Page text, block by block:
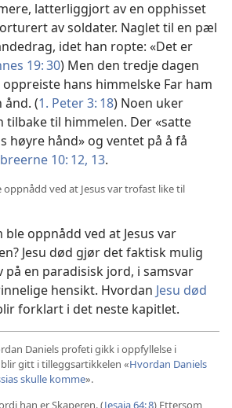
latterliggjort av en opphisset
av soldater. Naglet til en pæl
idet han ropte: «Det er
19: 30) Men den tredje dagen
hans himmelske Far ham
ånd. (1. Peter 3: 18) Noen uker
tilbake til himmelen. Der «satte
høyre hånd» og ventet på å få
10: 12, 13.
oppnådd ved at Jesus var trofast like til
ble oppnådd ved at Jesus var
Jesu død gjør det faktisk mulig
på en paradisisk jord, i samsvar
hensikt. Hvordan Jesu død
forklart i det neste kapitlet.
Daniels profeti gikk i oppfyllelse i
gitt i tilleggsartikkelen «Hvordan Daniels
skulle komme».
han er Skaperen. (Jesaja 64: 8) Ettersom